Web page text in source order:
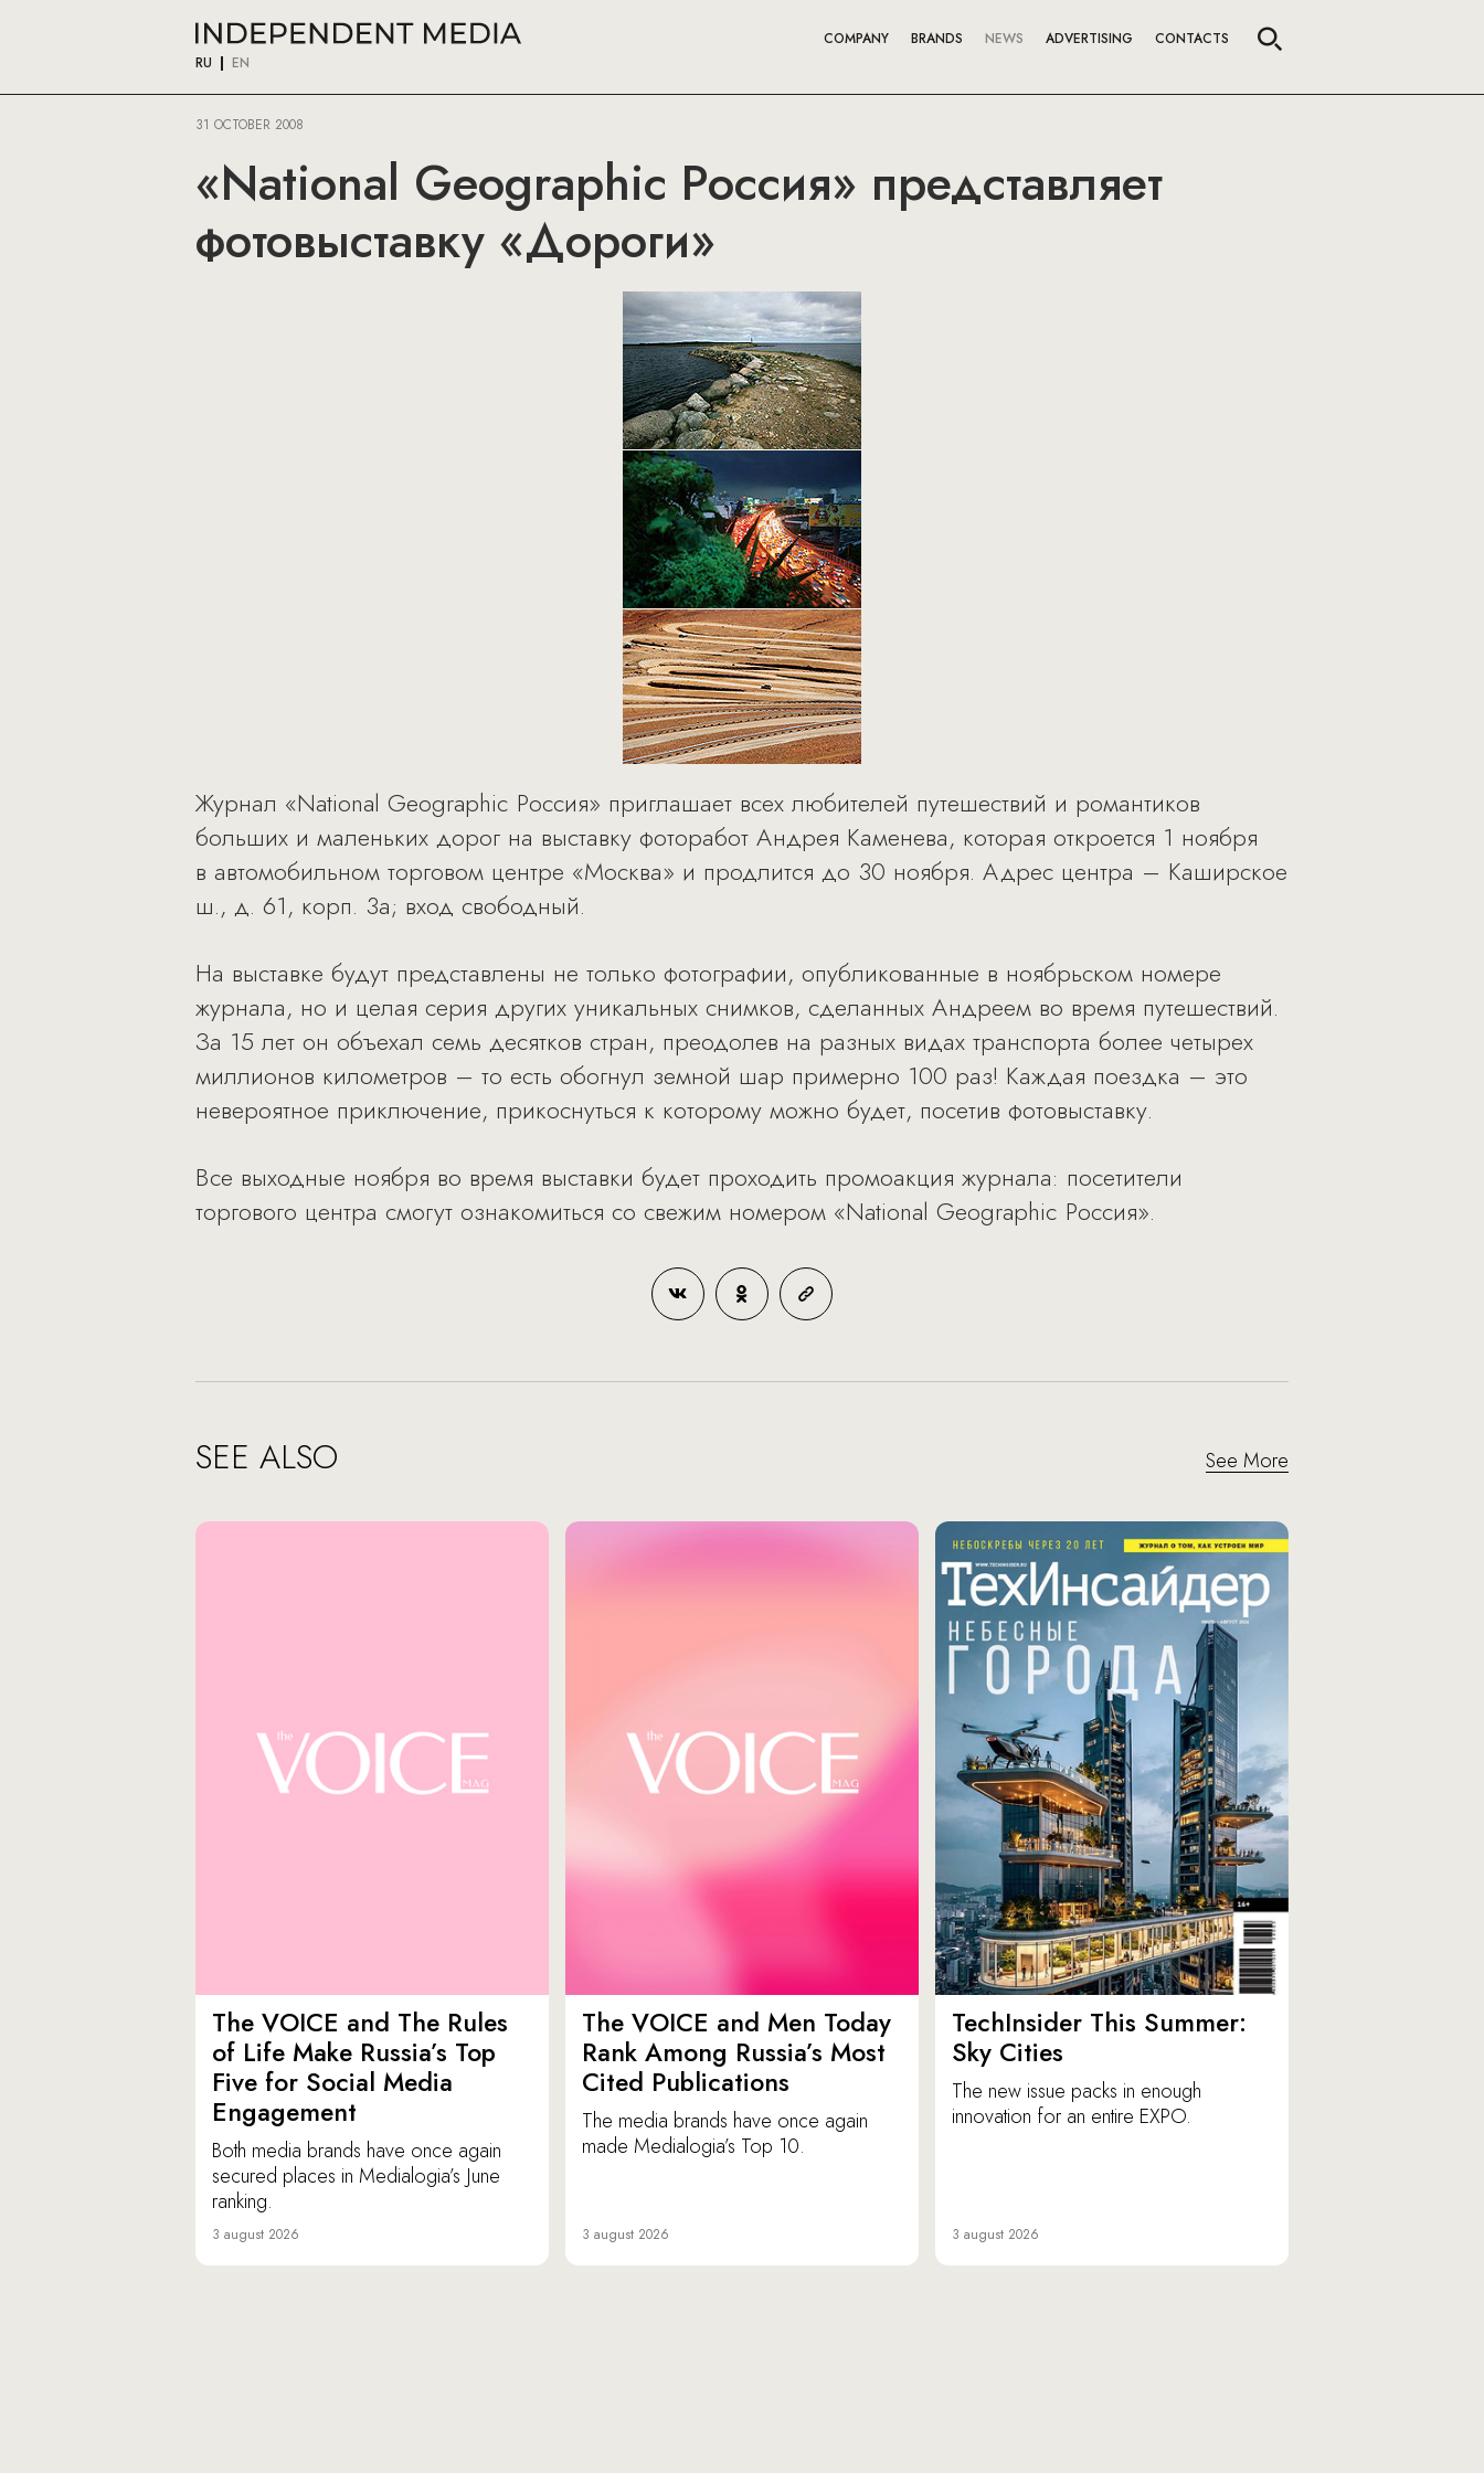
RU EN
COMPANY BRANDS NEWS ADVERTISING CONTACTS
31 OCTOBER 2008
«National Geographic Россия» представляет
фотовыставку «Дороги»
Журнал «National Geographic Россия» приглашает всех любителей путешествий и романтиков
больших и маленьких дорог на выставку фоторабот Андрея Каменева, которая откроется 1 ноября
в автомобильном торговом центре «Москва» и продлится до 30 ноября. Адрес центра – Каширское
ш., д. 61, корп. 3а; вход свободный.
На выставке будут представлены не только фотографии, опубликованные в ноябрьском номере
журнала, но и целая серия других уникальных снимков, сделанных Андреем во время путешествий.
За 15 лет он объехал семь десятков стран, преодолев на разных видах транспорта более четырех
миллионов километров – то есть обогнул земной шар примерно 100 раз! Каждая поездка – это
невероятное приключение, прикоснуться к которому можно будет, посетив фотовыставку.
Все выходные ноября во время выставки будет проходить промоакция журнала: посетители
торгового центра смогут ознакомиться со свежим номером «National Geographic Россия».
SEE ALSO See More
The VOICE and The Rules
of Life Make Russia’s Top
Five for Social Media
Engagement
Both media brands have once again
secured places in Medialogia’s June
ranking.
3 august 2026
The VOICE and Men Today
Rank Among Russia’s Most
Cited Publications
The media brands have once again
made Medialogia’s Top 10.
3 august 2026
TechInsider This Summer:
Sky Cities
The new issue packs in enough
innovation for an entire EXPO.
3 august 2026